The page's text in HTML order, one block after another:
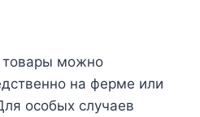
товары можно
на ферме или
особых случаев